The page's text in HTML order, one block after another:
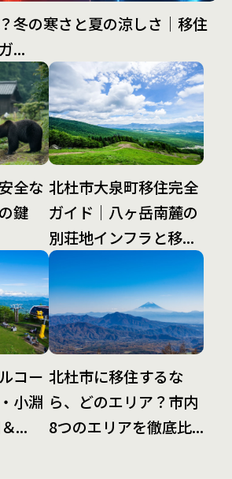
冬の寒さと夏の涼しさ｜移住
...
全な
鍵
北杜市大泉町移住完全
ガイド｜八ヶ岳南麓の
別荘地インフラと移...
コー
小淵
...
北杜市に移住するな
ら、どのエリア？市内
8つのエリアを徹底比...